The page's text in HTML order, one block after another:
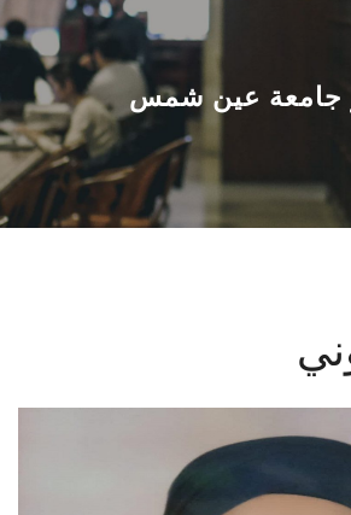
عن الجامعة
القطاعـات
الشئون الأكاديمية
البحث العلمي
جامعة عين شمس